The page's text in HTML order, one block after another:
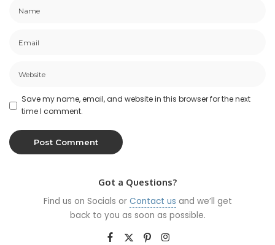
Save my name, email, and website in this browser for the next
time I comment.
Got a Questions?
Find us on Socials or Contact us and we’ll get
back to you as soon as possible.